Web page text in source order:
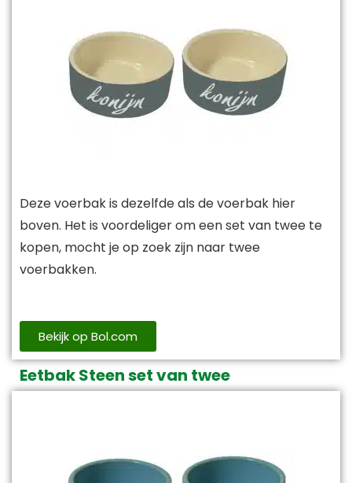
Deze voerbak is dezelfde als de voerbak hier
boven. Het is voordeliger om een set van twee te
kopen, mocht je op zoek zijn naar twee
voerbakken.
Bekijk op Bol.com
Eetbak Steen set van twee